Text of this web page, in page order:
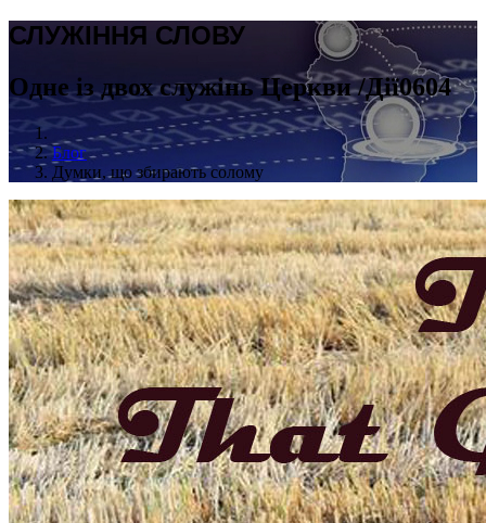
СЛУЖІННЯ СЛОВУ
Одне із двох служінь Церкви /Дії0604
Блог
Думки, що збирають солому